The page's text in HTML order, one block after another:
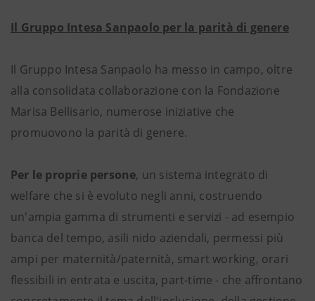
Il Gruppo Intesa Sanpaolo per la parità di genere
Il Gruppo Intesa Sanpaolo ha messo in campo, oltre
alla consolidata collaborazione con la Fondazione
Marisa Bellisario, numerose iniziative che
promuovono la parità di genere.
Per le proprie persone, un sistema integrato di
welfare che si è evoluto negli anni, costruendo
un'ampia gamma di strumenti e servizi - ad esempio
banca del tempo, asili nido aziendali, permessi più
ampi per maternità/paternità, smart working, orari
flessibili in entrata e uscita, part-time - che affrontano